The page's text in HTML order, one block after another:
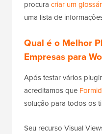
procura criar um
uma lista de
Qual é o Melhor
Empresas para
Após testar vários
acreditamos que
solução para todos os
Seu recurso Visual